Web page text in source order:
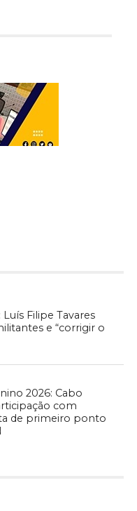
Filipe Tavares
e “corrigir o
2026: Cabo
com
de primeiro ponto